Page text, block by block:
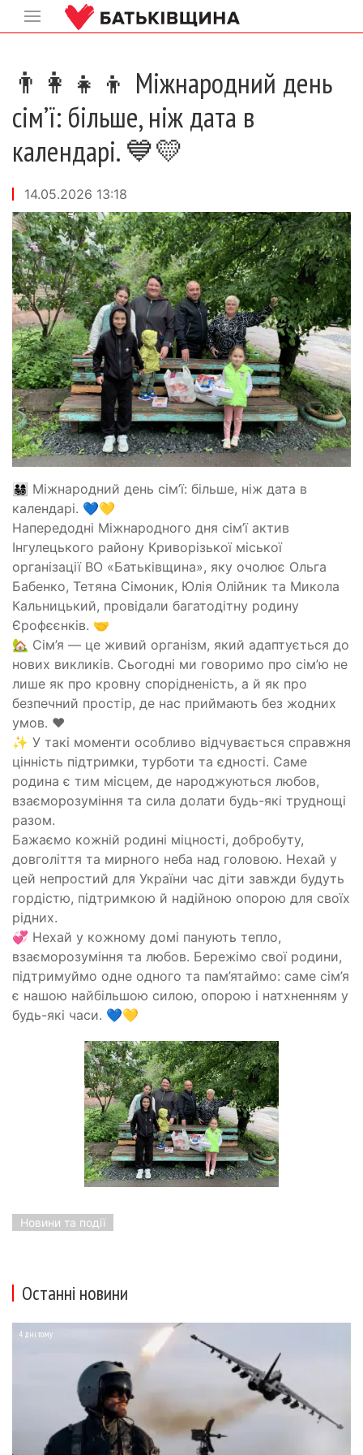
👨‍👩‍👧‍👦 Міжнародний день
сім’ї: більше, ніж дата в
календарі. 💙💛
14.05.2026 13:18
👨‍👩‍👧‍👦 Міжнародний день сім’ї: більше, ніж дата в
календарі. 💙💛
Напередодні Міжнародного дня сім’ї актив
Інгулецького району Криворізької міської
організації ВО «Батьківщина», яку очолює Ольга
Бабенко, Тетяна Сімоник, Юлія Олійник та Микола
Кальницький, провідали багатодітну родину
Єрофєєнків. 🤝
🏡 Сім’я — це живий організм, який адаптується до
нових викликів. Сьогодні ми говоримо про сім’ю не
лише як про кровну спорідненість, а й як про
безпечний простір, де нас приймають без жодних
умов. ❤️
✨ У такі моменти особливо відчувається справжня
цінність підтримки, турботи та єдності. Саме
родина є тим місцем, де народжуються любов,
взаєморозуміння та сила долати будь-які труднощі
разом.
Бажаємо кожній родині міцності, добробуту,
довголіття та мирного неба над головою. Нехай у
цей непростий для України час діти завжди будуть
гордістю, підтримкою й надійною опорою для своїх
рідних.
💞 Нехай у кожному домі панують тепло,
взаєморозуміння та любов. Бережімо свої родини,
підтримуймо одне одного та пам’ятаймо: саме сім’я
є нашою найбільшою силою, опорою і натхненням у
будь-які часи. 💙💛
Новини та події
Останні новини
4 дні тому